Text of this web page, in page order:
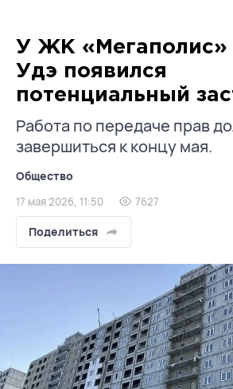
У ЖК «Мегаполис»
Удэ появился
потенциальный
Работа по передаче прав
завершиться к концу мая.
Общество
17 мая 2026, 11:50 7627
Поделиться